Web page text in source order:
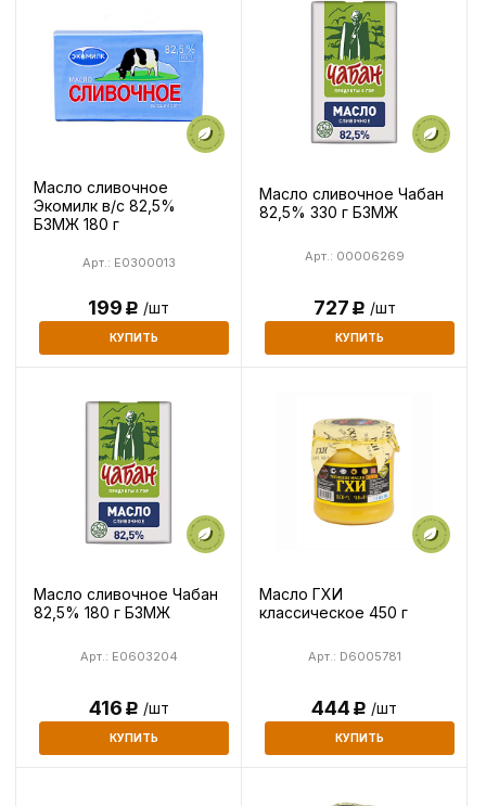
Масло сливочное
Экомилк в/с 82,5%
БЗМЖ 180 г
Арт.: E0300013
199Р /шт
КУПИТЬ
Масло сливочное Чабан
82,5% 330 г БЗМЖ
Арт.: 00006269
727Р /шт
КУПИТЬ
Масло сливочное Чабан
82,5% 180 г БЗМЖ
Арт.: E0603204
416Р /шт
КУПИТЬ
Масло ГХИ
классическое 450 г
Арт.: D6005781
444Р /шт
КУПИТЬ